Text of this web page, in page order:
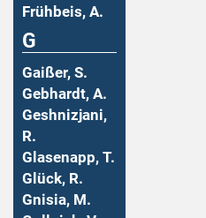
Frühbeis, A.
G
Gaißer, S.
Gebhardt, A.
Geshnizjani,
R.
Glasenapp, T.
Glück, R.
Gnisia, M.